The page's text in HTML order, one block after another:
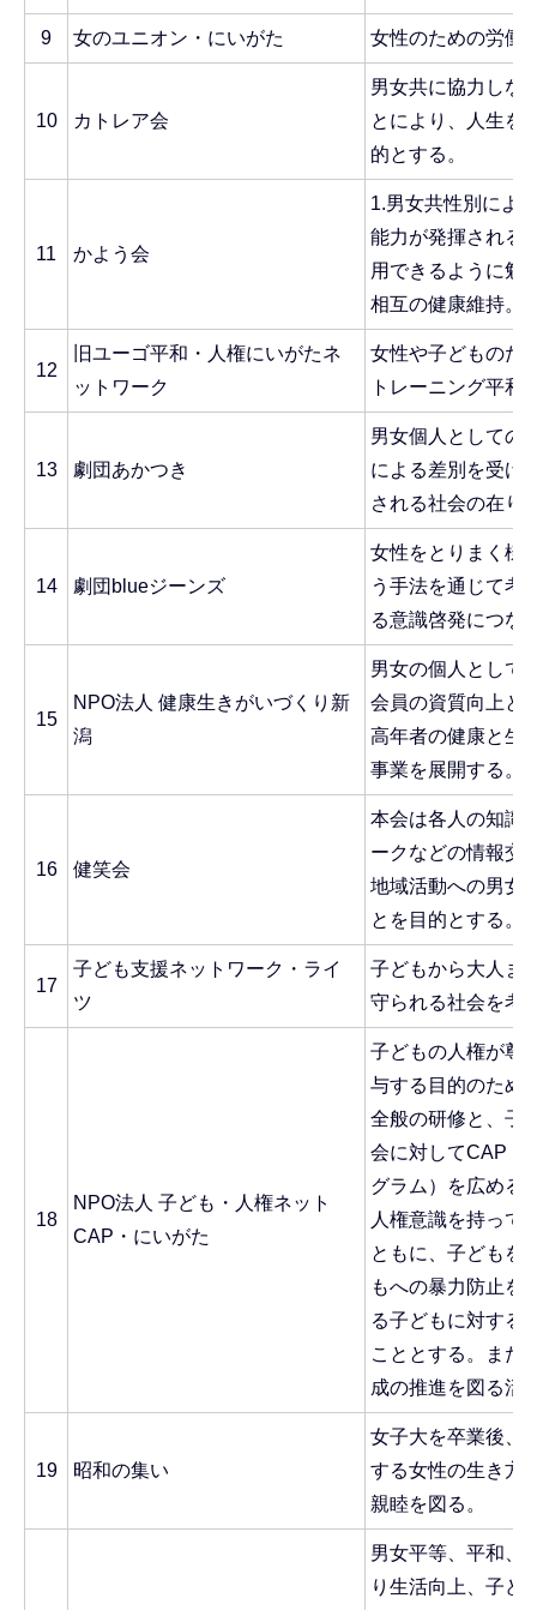
9 女のユニオン・にいがた 女性のための労働
10 カトレア会
男女共に協力しな
とにより、人生を
的とする。
11 かよう会
1.男女共性別によ
能力が発揮される
用できるように勉
相互の健康維持。
12
旧ユーゴ平和・人権にいがたネ
ットワーク
女性や子どものた
トレーニング平和
13 劇団あかつき
男女個人としての
による差別を受け
される社会の在り
14 劇団blueジーンズ
女性をとりまく様
う手法を通じて考
る意識啓発につな
15
NPO法人 健康生きがいづくり新
潟
男女の個人として
会員の資質向上と
高年者の健康と生
事業を展開する。
16 健笑会
本会は各人の知識
ークなどの情報交
地域活動への男女
とを目的とする。
17
子ども支援ネットワーク・ライ
ツ
子どもから大人ま
守られる社会を考
18
NPO法人 子ども・人権ネット
CAP・にいがた
子どもの人権が尊
与する目的のため
全般の研修と、子
会に対してCAP（
グラム）を広める
人権意識を持って
ともに、子どもを
もへの暴力防止を
る子どもに対する
こととする。また
成の推進を図る活
19 昭和の集い
女子大を卒業後、
する女性の生き方
親睦を図る。
男女平等、平和、
り生活向上、子ど